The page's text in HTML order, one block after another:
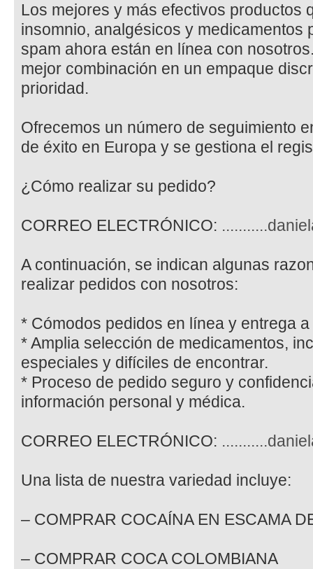
Los mejores y más efectivos productos
insomnio, analgésicos y medicamentos
spam ahora están en línea con
mejor combinación en un empaque
prioridad.
Ofrecemos un número de seguimiento
de éxito en Europa y se gestiona el
¿Cómo realizar su pedido?
CORREO ELECTRÓNICO:
A continuación, se indican algunas
realizar pedidos con nosotros:
* Cómodos pedidos en línea y entrega
* Amplia selección de medicamentos,
especiales y difíciles de encontrar.
* Proceso de pedido seguro y
información personal y médica.
CORREO ELECTRÓNICO:
Una lista de nuestra variedad incluye:
– COMPRAR COCAÍNA EN ESCAMA
– COMPRAR COCA COLOMBIANA